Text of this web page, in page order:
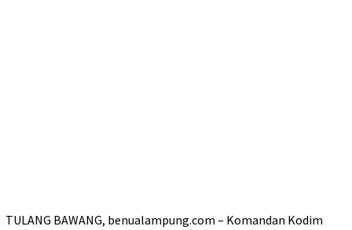
TULANG BAWANG, benualampung.com – Komandan Kodim